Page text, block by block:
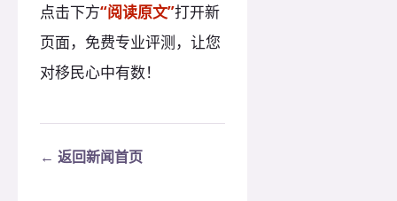
点击下方“阅读原文”打开新
页面，免费专业评测，让您
对移民心中有数！
← 返回新闻首页